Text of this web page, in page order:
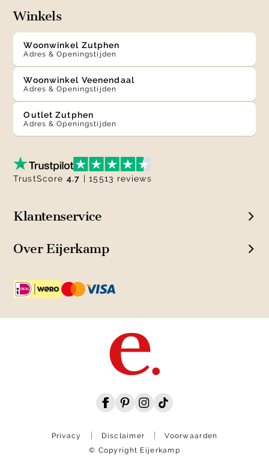
Winkels
Woonwinkel Zutphen
Adres & Openingstijden
Woonwinkel Veenendaal
Adres & Openingstijden
Outlet Zutphen
Adres & Openingstijden
Klantenservice
Over Eijerkamp
TrustScore 4.7 | 15513 reviews
Privacy Disclaimer
Voorwaarden
© Copyright Eijerkamp